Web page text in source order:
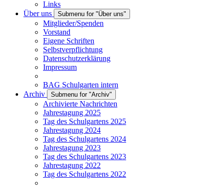
Links
Über uns
Submenu for "Über uns"
Mitglieder/Spenden
Vorstand
Eigene Schriften
Selbstverpflichtung
Datenschutzerklärung
Impressum
BAG Schulgarten intern
Archiv
Submenu for "Archiv"
Archivierte Nachrichten
Jahrestagung 2025
Tag des Schulgartens 2025
Jahrestagung 2024
Tag des Schulgartens 2024
Jahrestagung 2023
Tag des Schulgartens 2023
Jahrestagung 2022
Tag des Schulgartens 2022